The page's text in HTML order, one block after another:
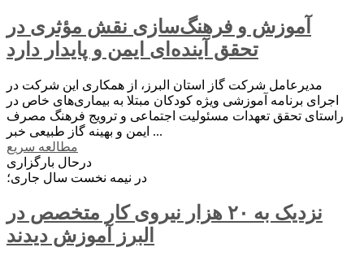
آموزش و فرهنگ‌سازی نقش مؤثری در
تحقق آینده‌ای ایمن و پایدار دارد
مدیرعامل شرکت گاز استان البرز، از همکاری این شرکت در
اجرای برنامه آموزشی ویژه کودکان مبتلا به بیماری‌های خاص در
راستای تحقق تعهدات مسئولیت اجتماعی و ترویج فرهنگ مصرف
ایمن و بهینه گاز طبیعی خبر ...
مطالعه سریع
درحال بارگزاری
در نیمه نخست سال جاری؛
نزدیک به ۲۰ هزار نیروی کار متخصص در
البرز آموزش دیدند